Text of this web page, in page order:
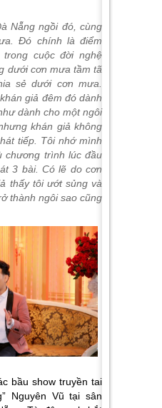
Nẵng ngồi đó, cùng
Đó chính là điểm
cuộc đời nghệ
dưới cơn mưa tầm tã
sẻ dưới cơn mưa.
giả đêm đó dành
dành cho một ngôi
khán giả không
tiếp. Tôi nhớ mình
chương trình lúc đầu
3 bài. Có lẽ do cơn
thấy tôi ướt sủng và
thành ngôi sao cũng
bầu show truyền tai
Nguyên Vũ tại sân